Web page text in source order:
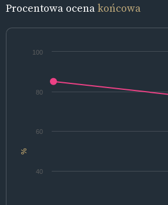
Procentowa ocenakońcowa
%
40
60
80
100